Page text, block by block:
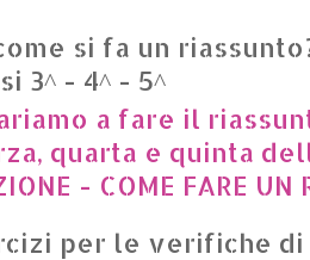
si fa un
3^ - 4^ - 5^
a fare il
quarta e quinta
- COME FARE UN
per le verifiche